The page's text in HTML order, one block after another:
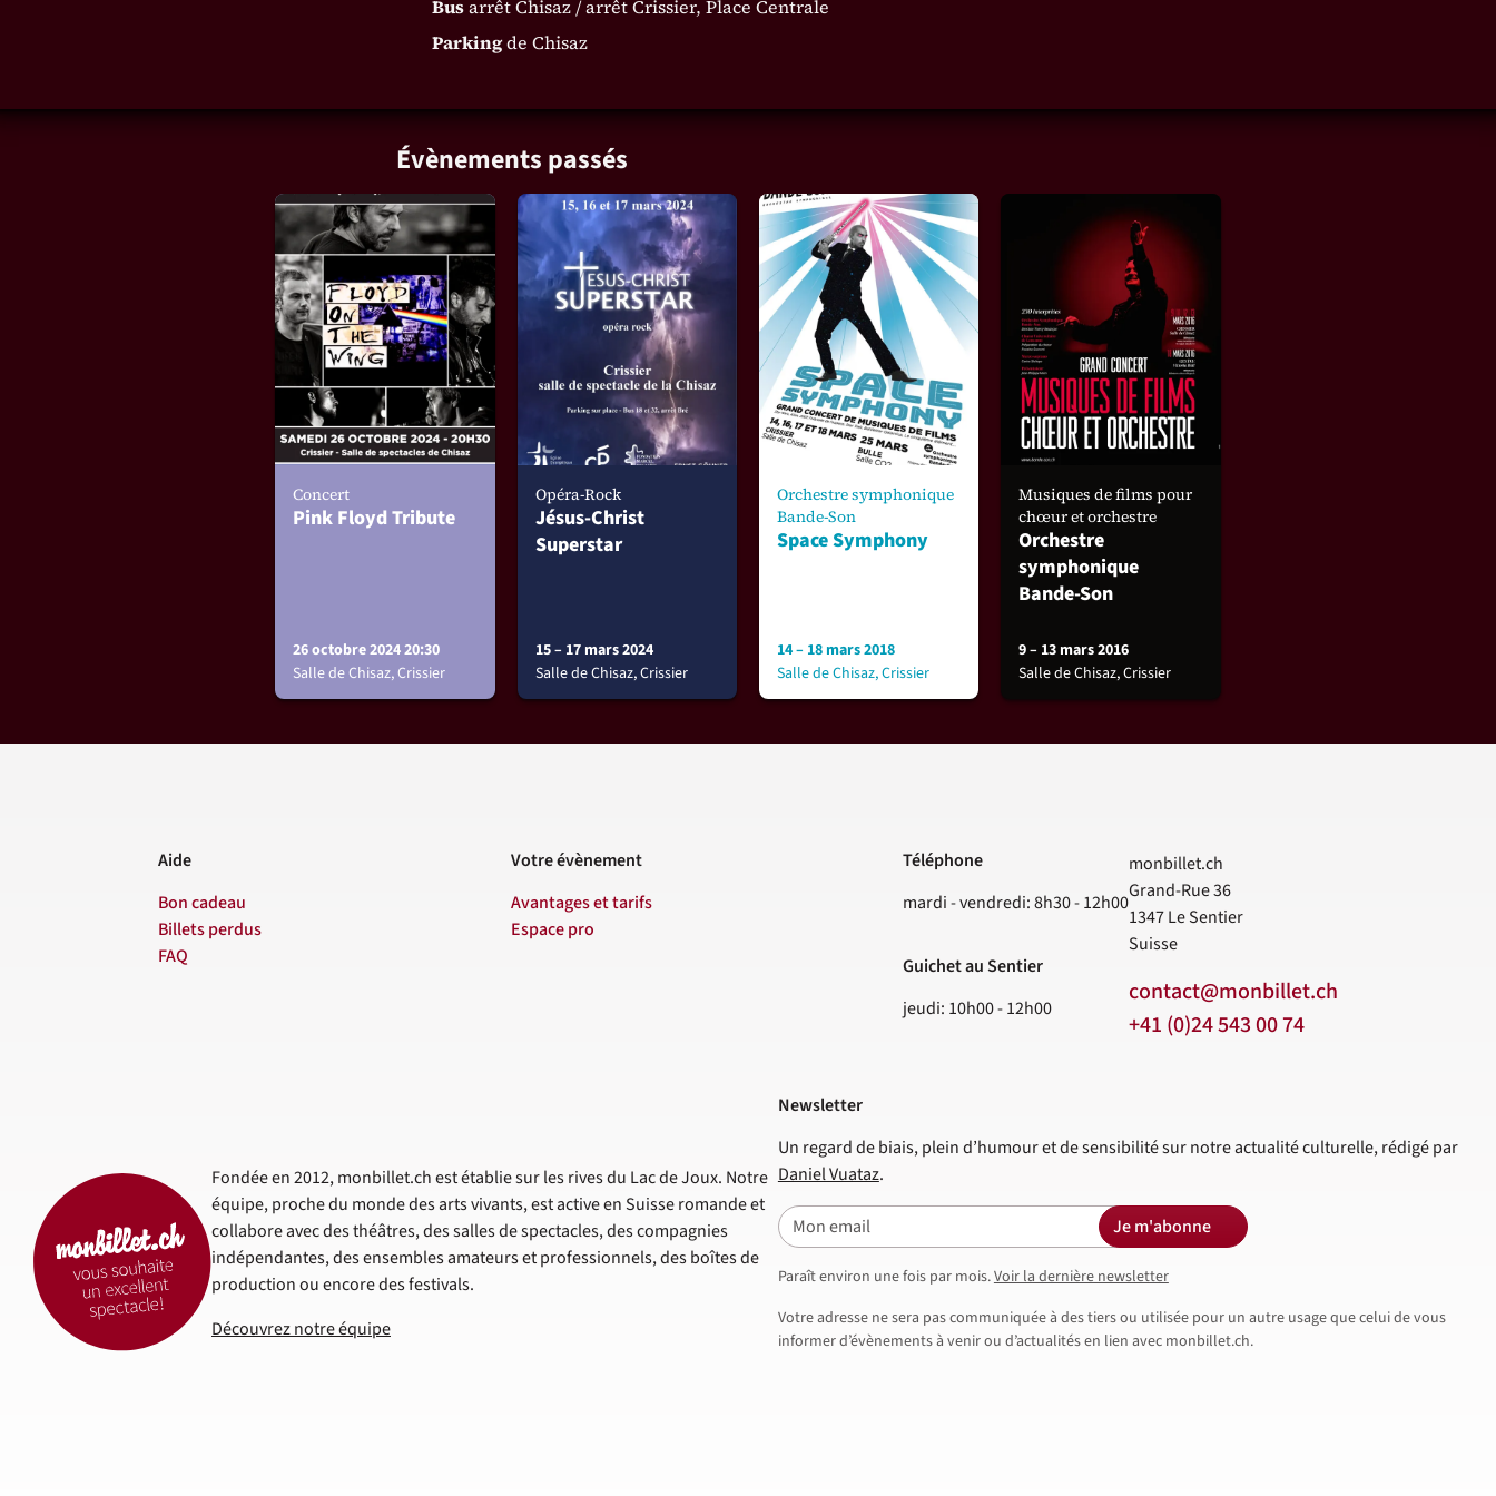
Busarrêt Chisaz / arrêt Crissier, Place Centrale
Parkingde Chisaz
Évènements passés
Concert
Pink Floyd Tribute
26 octobre 2024 20:30
Salle de Chisaz, Crissier
Opéra-Rock
Jésus-Christ
Superstar
15 – 17 mars 2024
Salle de Chisaz, Crissier
Orchestre symphonique
Bande-Son
Space Symphony
14 – 18 mars 2018
Salle de Chisaz, Crissier
Musiques de films pour
chœur et orchestre
Orchestre
symphonique
Bande-Son
9 – 13 mars 2016
Salle de Chisaz, Crissier
Aide
Bon cadeau
Billets perdus
FAQ
Votre évènement
Avantages et tarifs
Espace pro
Contact
Téléphone
mardi - vendredi: 8h30 - 12h00
Guichet au Sentier
jeudi: 10h00 - 12h00
monbillet.ch
Grand-Rue 36
1347Le Sentier
Suisse
contact@monbillet.ch
+41 (0)24 543 00 74
Fondée en 2012, monbillet.ch est établie sur les rives du Lac de Joux. Notre
équipe, proche du monde des arts vivants, est active en Suisse romande et
collabore avec des théâtres, des salles de spectacles, des compagnies
indépendantes, des ensembles amateurs et professionnels, des boîtes de
production ou encore des festivals.
Découvrez notre équipe
Newsletter
Un regard de biais, plein d’humour et de sensibilité sur notre actualité culturelle, rédigé par
Daniel Vuataz.
E-mail
Je m'abonne
Paraît environ une fois par mois.Voir la dernière newsletter
Votre adresse ne sera pas communiquée à des tiers ou utilisée pour un autre usage que celui de vous
informer d’évènements à venir ou d’actualités en lien avec monbillet.ch.